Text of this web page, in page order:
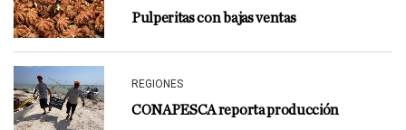
Pulperitas con bajas ventas
REGIONES
CONAPESCA reporta producción